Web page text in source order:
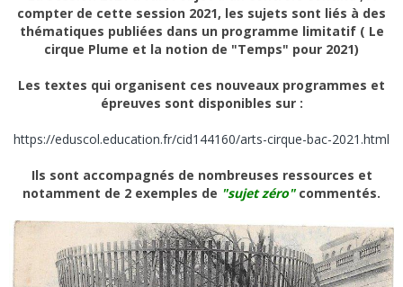
compter de cette session 2021, les sujets sont liés à des
thématiques publiées dans un programme limitatif ( Le
cirque Plume et la notion de "Temps" pour 2021)
Les textes qui organisent ces nouveaux programmes et
épreuves sont disponibles sur :
https://eduscol.education.fr/cid144160/arts-cirque-bac-2021.html
Ils sont accompagnés de nombreuses ressources et
notamment de 2 exemples de "sujet zéro"commentés.